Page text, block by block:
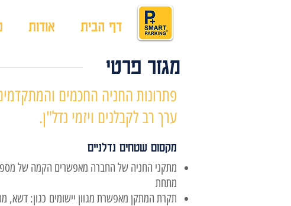
דף הבית אודות
מגזר פרטי
ערך רב לקבלנים ויזמי נדל"ן.
מקסום שטחים נדלניים
מתקני החניה של החברה מאפשרים הקמה של
מתחת
תקרת המתקן מאפשרת מגוון יישומים כגון: